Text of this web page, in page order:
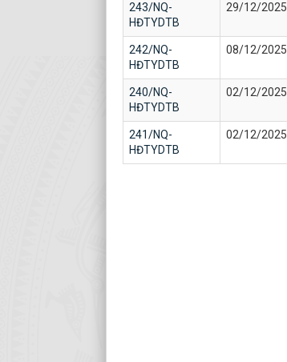
243/NQ-
HĐTYDTB
29/12/2025
242/NQ-
HĐTYDTB
08/12/2025
240/NQ-
HĐTYDTB
02/12/2025
241/NQ-
HĐTYDTB
02/12/2025